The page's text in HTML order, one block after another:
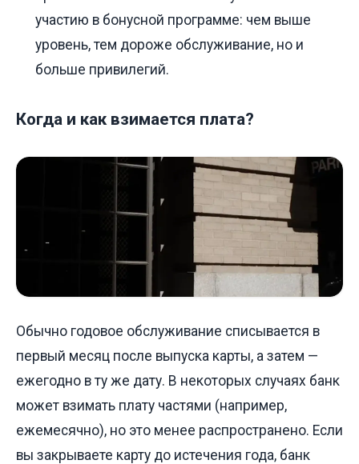
участию в бонусной программе: чем выше
уровень, тем дороже обслуживание, но и
больше привилегий.
Когда и как взимается плата?
Обычно годовое обслуживание списывается в
первый месяц после выпуска карты, а затем —
ежегодно в ту же дату. В некоторых случаях банк
может взимать плату частями (например,
ежемесячно), но это менее распространено. Если
вы закрываете карту до истечения года, банк